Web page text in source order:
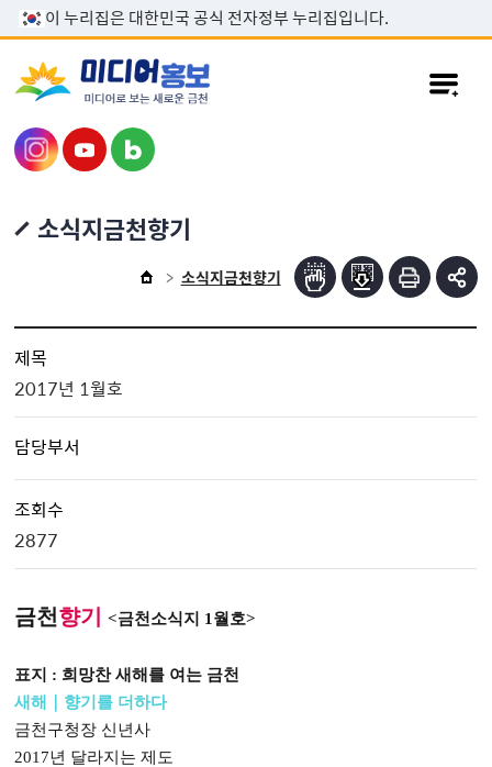
본문 바로가기
이 누리집은 대한민국 공식 전자정부 누리집입니다.
소식지금천향기
소식지금천향기
제목
2017년 1월호
담당부서
조회수
2877
금천향기 <금천소식지 1 월호>
표지 : 희망찬 새해를 여는 금천
새해｜ 향기를 더하다
금천구청장 신년사
2017년 달라지는 제도